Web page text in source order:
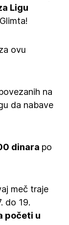
Ligu
ovu
na
da nabave
dinara po
meč traje
do 19.
početi u